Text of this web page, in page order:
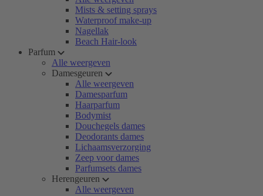
Mists & setting sprays
Waterproof make-up
Nagellak
Beach Hair-look
Parfum
Alle weergeven
Damesgeuren
Alle weergeven
Damesparfum
Haarparfum
Bodymist
Douchegels dames
Deodorants dames
Lichaamsverzorging
Zeep voor dames
Parfumsets dames
Herengeuren
Alle weergeven